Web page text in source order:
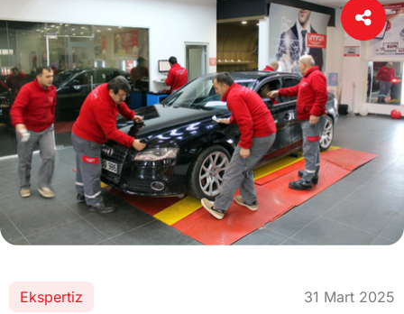
Ekspertiz 31 Mart 2025